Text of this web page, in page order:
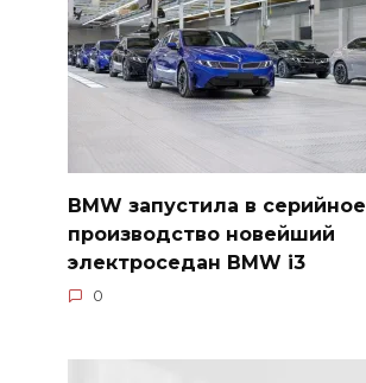
BMW запустила в серийное
производство новейший
электроседан BMW i3
0